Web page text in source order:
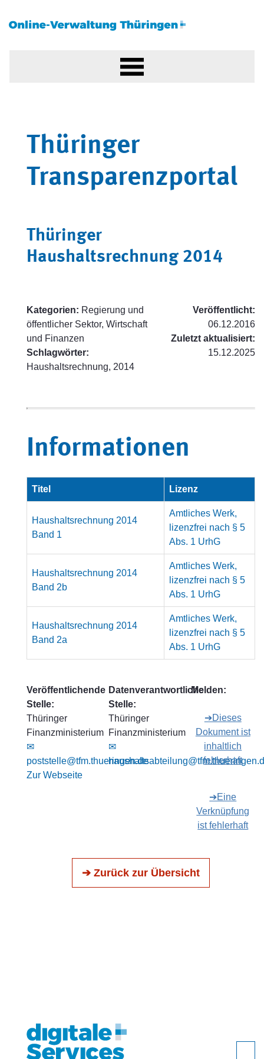
Thüringer
Transparenzportal
Thüringer
Haushaltsrechnung 2014
Kategorien: Regierung und
öffentlicher Sektor, Wirtschaft
und Finanzen
Schlagwörter:
Haushaltsrechnung, 2014
Veröffentlicht:
06.12.2016
Zuletzt aktualisiert:
15.12.2025
Informationen
Titel Lizenz
Haushaltsrechnung 2014
Band 1
Amtliches Werk,
lizenzfrei nach § 5
Abs. 1 UrhG
Haushaltsrechnung 2014
Band 2b
Amtliches Werk,
lizenzfrei nach § 5
Abs. 1 UrhG
Haushaltsrechnung 2014
Band 2a
Amtliches Werk,
lizenzfrei nach § 5
Abs. 1 UrhG
Veröffentlichende
Stelle:
Thüringer
Finanzministerium
✉
poststelle@tfm.thueringen.de
Zur Webseite
Datenverantwortliche
Stelle:
Thüringer
Finanzministerium
✉
Melden:
➔Dieses
Dokument ist
inhaltlich
fehlerhaft
➔Eine
Verknüpfung
ist fehlerhaft
➔ Zurück zur Übersicht